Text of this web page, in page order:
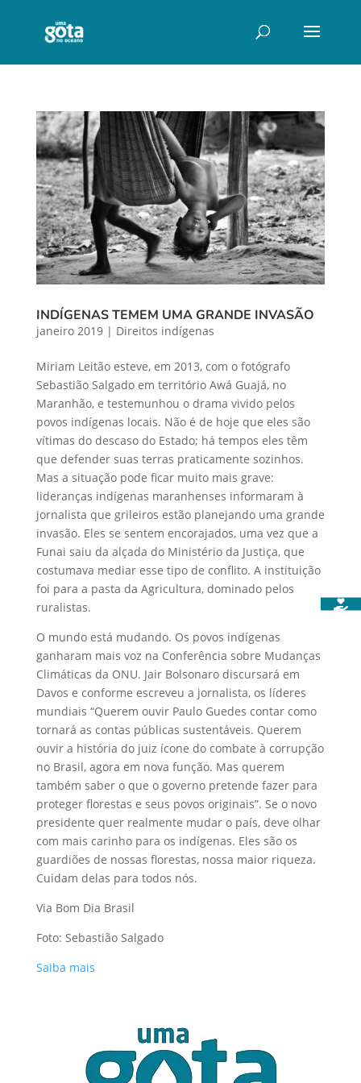
INDÍGENAS TEMEM UMA GRANDE INVASÃO
janeiro 2019| Direitos indígenas
Miriam Leitão esteve, em 2013, com o fotógrafo
Sebastião Salgado em território Awá Guajá, no
Maranhão, e testemunhou o drama vivido pelos
povos indígenas locais. Não é de hoje que eles são
vítimas do descaso do Estado; há tempos eles têm
que defender suas terras praticamente sozinhos.
Mas a situação pode ficar muito mais grave:
lideranças indígenas maranhenses informaram à
jornalista que grileiros estão planejando uma grande
invasão. Eles se sentem encorajados, uma vez que a
Funai saiu da alçada do Ministério da Justiça, que
costumava mediar esse tipo de conflito. A instituição
foi para a pasta da Agricultura, dominado pelos
ruralistas.
O mundo está mudando. Os povos indígenas
ganharam mais voz na Conferência sobre Mudanças
Climáticas da ONU. Jair Bolsonaro discursará em
Davos e conforme escreveu a jornalista, os líderes
mundiais “Querem ouvir Paulo Guedes contar como
tornará as contas públicas sustentáveis. Querem
ouvir a história do juiz ícone do combate à corrupção
no Brasil, agora em nova função. Mas querem
também saber o que o governo pretende fazer para
proteger florestas e seus povos originais”. Se o novo
presidente quer realmente mudar o país, deve olhar
com mais carinho para os indígenas. Eles são os
guardiões de nossas florestas, nossa maior riqueza.
Cuidam delas para todos nós.
Via Bom Dia Brasil
Foto: Sebastião Salgado
Saiba mais